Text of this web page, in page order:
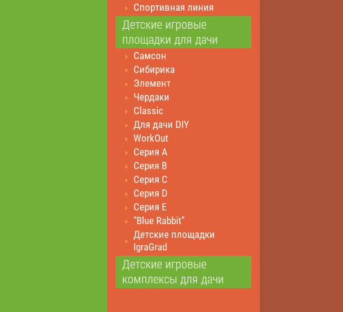
Спортивная линия
Детские игровые
площадки для дачи
Самсон
Сибирика
Элемент
Чердаки
Classic
Для дачи DIY
WorkOut
Серия А
Серия В
Серия С
Серия D
Серия E
"Blue Rabbit"
Детские площадки
IgraGrad
Детские игровые
комплексы для дачи